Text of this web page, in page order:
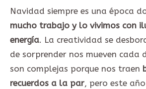
Navidad siempre es una época
mucho trabajo y lo vivimos con
energía. La creatividad se
de sorprender nos mueven cada
son complejas porque nos traen
recuerdos a la par, pero este